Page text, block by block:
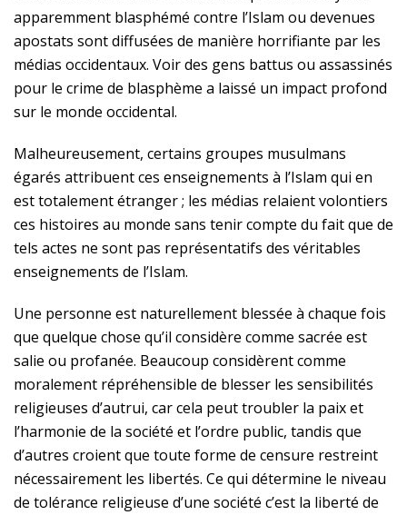
apparemment blasphémé contre l’Islam ou devenues
apostats sont diffusées de manière horrifiante par les
médias occidentaux. Voir des gens battus ou assassinés
pour le crime de blasphème a laissé un impact profond
sur le monde occidental.
Malheureusement, certains groupes musulmans
égarés attribuent ces enseignements à l’Islam qui en
est totalement étranger ; les médias relaient volontiers
ces histoires au monde sans tenir compte du fait que de
tels actes ne sont pas représentatifs des véritables
enseignements de l’Islam.
Une personne est naturellement blessée à chaque fois
que quelque chose qu’il considère comme sacrée est
salie ou profanée. Beaucoup considèrent comme
moralement répréhensible de blesser les sensibilités
religieuses d’autrui, car cela peut troubler la paix et
l’harmonie de la société et l’ordre public, tandis que
d’autres croient que toute forme de censure restreint
nécessairement les libertés. Ce qui détermine le niveau
de tolérance religieuse d’une société c’est la liberté de